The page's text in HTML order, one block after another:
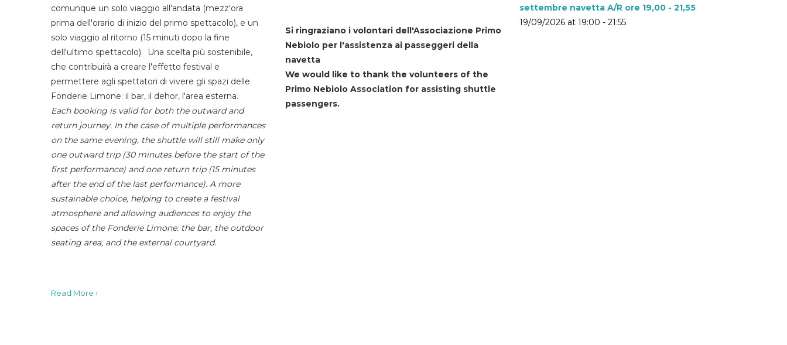
comunque un solo viaggio all'andata (mezz'ora
prima dell'orario di inizio del primo spettacolo), e un
solo viaggio al ritorno (15 minuti dopo la fine
dell'ultimo spettacolo). Una scelta più sostenibile,
che contribuirà a creare l'effetto festival e
permettere agli spettatori di vivere gli spazi delle
Fonderie Limone: il bar, il dehor, l'area esterna.
Each booking is valid for both the outward and
return journey. In the case of multiple performances
on the same evening, the shuttle will still make only
one outward trip (30 minutes before the start of the
first performance) and one return trip (15 minutes
after the end of the last performance). A more
sustainable choice, helping to create a festival
atmosphere and allowing audiences to enjoy the
spaces of the Fonderie Limone: the bar, the outdoor
seating area, and the external courtyard.
Si ringraziano i volontari dell'Associazione Primo
Nebiolo per l'assistenza ai passeggeri della
navetta
We would like to thank the volunteers of the
Primo Nebiolo Association for assisting shuttle
passengers.
settembre navetta A/R ore 19,00 - 21,55
19/09/2026 at 19:00 - 21:55
Read More ›